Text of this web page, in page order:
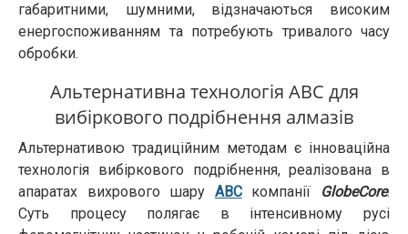
габаритними, шумними, відзначаються високим
енергоспоживанням та потребують тривалого часу
обробки.
Альтернативна технологія АВС для
вибіркового подрібнення алмазів
Альтернативою традиційним методам є інноваційна
технологія вибіркового подрібнення, реалізована в
апаратах вихрового шару АВСкомпанії GlobeCore.
Суть процесу полягає в інтенсивному русі